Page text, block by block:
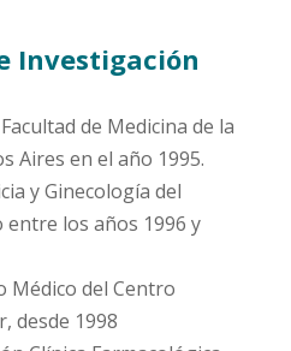
Investigación
de Medicina de la
Aires en el año 1995.
y Ginecología del
entre los años 1996 y
Médico del Centro
desde 1998